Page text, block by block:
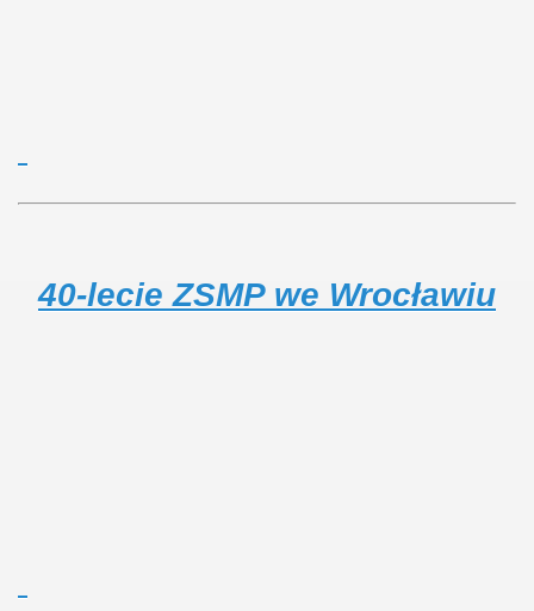
40-lecie ZSMP we Wrocławiu